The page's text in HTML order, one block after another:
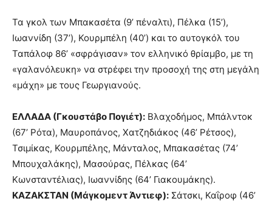
Τα γκολ των Μπακασέτα (9’ πέναλτι), Πέλκα (15’),
Ιωαννίδη (37’), Κουρμπέλη (40’) και το αυτογκόλ του
Ταπάλοφ 86’ «σφράγισαν» τον ελληνικό θρίαμβο, με τη
«γαλανόλευκη» να στρέφει την προσοχή της στη μεγάλη
«μάχη» με τους Γεωργιανούς.
ΕΛΛΑΔΑ (Γκουστάβο Πογιέτ): Βλαχοδήμος, Μπάλντοκ
(67’ Ρότα), Μαυροπάνος, Χατζηδιάκος (46’ Ρέτσος),
Τσιμίκας, Κουρμπέλης, Μάνταλος, Μπακασέτας (74’
Μπουχαλάκης), Μασούρας, Πέλκας (64’
Κωνσταντέλιας), Ιωαννίδης (64’ Γιακουμάκης).
ΚΑΖΑΚΣΤΑΝ (Μάγκομεντ Άντιεφ): Σάτσκι, Καΐροφ (46’